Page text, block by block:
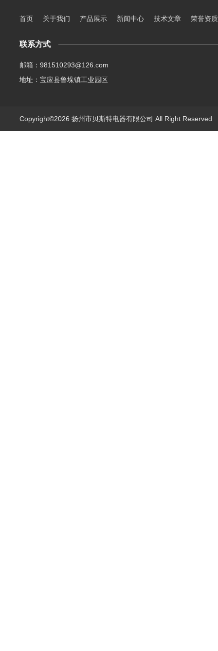
首页 关于我们 产品展示 新闻中心 技术文章 荣誉资质
联系方式
邮箱：981510293@126.com
地址：宝应县鲁垛镇工业园区
Copyright©2026 扬州市贝斯特电器有限公司 All Right